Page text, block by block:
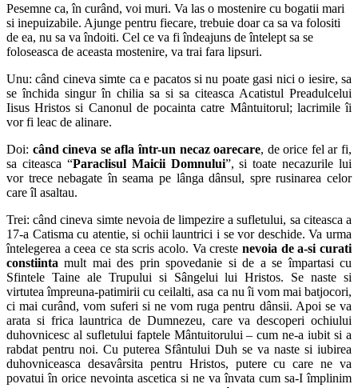
Pesemne ca, în curând, voi muri. Va las o mostenire cu bogatii mari
si inepuizabile. Ajunge pentru fiecare, trebuie doar ca sa va folositi
de ea, nu sa va îndoiti. Cel ce va fi îndeajuns de întelept sa se
foloseasca de aceasta mostenire, va trai fara lipsuri.
Unu: când cineva simte ca e pacatos si nu poate gasi nici o iesire, sa
se închida singur în chilia sa si sa citeasca Acatistul Preadulcelui
Iisus Hristos si Canonul de pocainta catre Mântuitorul; lacrimile îi
vor fi leac de alinare.
Doi: când cineva se afla într-un necaz oarecare, de orice fel ar fi,
sa citeasca “Paraclisul Maicii Domnului”, si toate necazurile lui
vor trece nebagate în seama pe lânga dânsul, spre rusinarea celor
care îl asaltau.
Trei: când cineva simte nevoia de limpezire a sufletului, sa citeasca a
17-a Catisma cu atentie, si ochii launtrici i se vor deschide. Va urma
întelegerea a ceea ce sta scris acolo. Va creste nevoia de a-si curati
constiinta mult mai des prin spovedanie si de a se împartasi cu
Sfintele Taine ale Trupului si Sângelui lui Hristos. Se naste si
virtutea împreuna-patimirii cu ceilalti, asa ca nu îi vom mai batjocori,
ci mai curând, vom suferi si ne vom ruga pentru dânsii. Apoi se va
arata si frica launtrica de Dumnezeu, care va descoperi ochiului
duhovnicesc al sufletului faptele Mântuitorului – cum ne-a iubit si a
rabdat pentru noi. Cu puterea Sfântului Duh se va naste si iubirea
duhovniceasca desavârsita pentru Hristos, putere cu care ne va
povatui în orice nevointa ascetica si ne va învata cum sa-I împlinim